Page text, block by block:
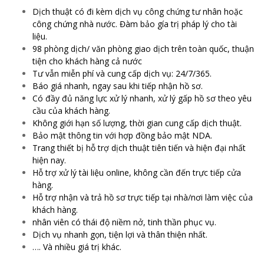
Dịch thuật có đi kèm dịch vụ công chứng tư nhân hoặc
công chứng nhà nước. Đàm bảo gía trị pháp lý cho tài
liệu.
98 phòng dịch/ văn phòng giao dịch trên toàn quốc, thuận
tiện cho khách hàng cả nước
Tư vẫn miễn phí và cung cấp dịch vụ: 24/7/365.
Báo giá nhanh, ngay sau khi tiếp nhận hồ sơ.
Có đầy đủ năng lực xử lý nhanh, xử lý gấp hồ sơ theo yêu
cầu của khách hàng.
Không giới hạn số lượng, thời gian cung cấp dịch thuật.
Bảo mật thông tin với hợp đồng bảo mật NDA.
Trang thiết bị hỗ trợ dịch thuật tiên tiến và hiện đại nhất
hiện nay.
Hỗ trợ xử lý tài liệu online, không cần đến trực tiếp cửa
hàng.
Hỗ trợ nhận và trả hồ sơ trực tiếp tại nhà/nơi làm việc của
khách hàng.
nhân viên có thái độ niềm nở, tinh thần phục vụ.
Dịch vụ nhanh gọn, tiện lợi và thân thiện nhất.
…. Và nhiều giá trị khác.